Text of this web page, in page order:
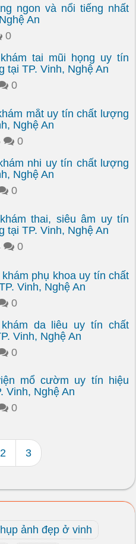
ngon và nổi tiếng nhất
An
0
tai mũi họng uy tín
tại TP. Vinh, Nghệ An
0
mắt uy tín chất lượng
Nghệ An
0
nhi uy tín chất lượng
Nghệ An
0
thai, siêu âm uy tín
tại TP. Vinh, Nghệ An
0
khám phụ khoa uy tín chất
Vinh, Nghệ An
0
khám da liễu uy tín chất
Vinh, Nghệ An
0
mổ cườm uy tín hiệu
Vinh, Nghệ An
0
2 3
ảnh đẹp ở vinh